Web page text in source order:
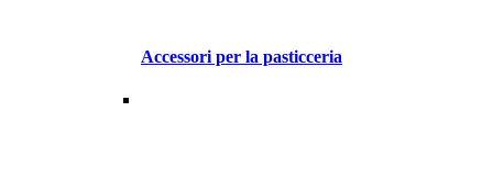
Accessori per la pasticceria